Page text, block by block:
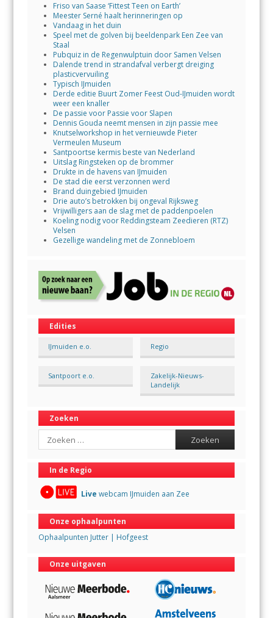
Friso van Saase ‘Fittest Teen on Earth’
Meester Serné haalt herinneringen op
Vandaag in het duin
Speel met de golven bij beeldenpark Een Zee van
Staal
Pubquiz in de Regenwulptuin door Samen Velsen
Dalende trend in strandafval verbergt dreiging
plasticvervuiling
Typisch IJmuiden
Derde editie Buurt Zomer Feest Oud-IJmuiden wordt
weer een knaller
De passie voor Passie voor Slapen
Dennis Gouda neemt mensen in zijn passie mee
Knutselworkshop in het vernieuwde Pieter
Vermeulen Museum
Santpoortse kermis beste van Nederland
Uitslag Ringsteken op de brommer
Drukte in de havens van IJmuiden
De stad die eerst verzonnen werd
Brand duingebied IJmuiden
Drie auto’s betrokken bij ongeval Rijksweg
Vrijwilligers aan de slag met de paddenpoelen
Koeling nodig voor Reddingsteam Zeedieren (RTZ)
Velsen
Gezellige wandeling met de Zonnebloem
Edities
IJmuiden e.o. Regio
Santpoort e.o.
Zakelijk-Nieuws-
Landelijk
Zoeken
Search
In de Regio
Live webcam IJmuiden aan Zee
Onze ophaalpunten
Ophaalpunten Jutter | Hofgeest
Onze uitgaven